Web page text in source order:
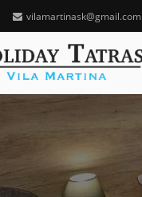
vilamartinask@gmail.com